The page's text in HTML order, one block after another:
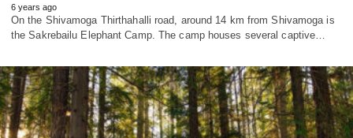
6 years ago
On the Shivamoga Thirthahalli road, around 14 km from Shivamoga is
the Sakrebailu Elephant Camp. The camp houses several captive…